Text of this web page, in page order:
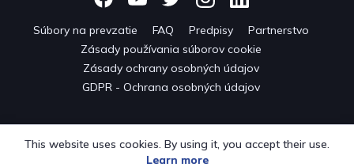
This website uses cookies. By using it, you accept their use.
Learn more
Súbory na prevzatie FAQ Predpisy
Partnerstvo
Zásady používania súborov cookie
Zásady ochrany osobných údajov
GDPR - Ochrana osobných údajov